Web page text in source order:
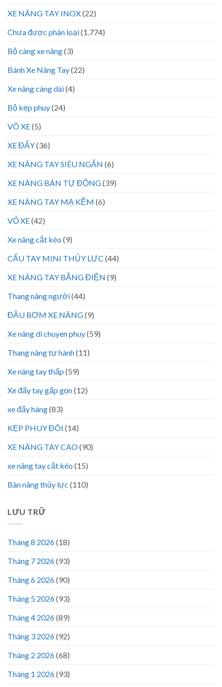
XE NÂNG TAY INOX(22)
Chưa được phân loại(1.774)
Bộ càng xe nâng(3)
Bánh Xe Nâng Tay(22)
Xe nâng càng dài(4)
Bộ kẹp phuy(24)
VÕ XE(5)
XE ĐẨY(36)
XE NÂNG TAY SIÊU NGẮN (6)
XE NÂNG BÁN TỰ ĐỘNG(39)
XE NÂNG TAY MẠ KẼM (6)
VỎ XE(42)
Xe nâng cắt kéo (9)
CẨU TAY MINI THỦY LỰC (44)
XE NÂNG TAY BẰNG ĐIỆN (9)
Thang nâng người(44)
ĐẦU BƠM XE NÂNG(9)
Xe nâng di chuyen phuy(59)
Thang nâng tự hành(11)
Xe nâng tay thấp (59)
Xe đẩy tay gấp gọn(12)
xe đẩy hàng(83)
KẸP PHUY ĐÔI (14)
XE NÂNG TAY CAO(90)
xe nâng tay cắt kéo (15)
Bàn nâng thủy lực (110)
LƯU TRỮ
Tháng 8 2026(18)
Tháng 7 2026(93)
Tháng 6 2026(90)
Tháng 5 2026(93)
Tháng 4 2026(89)
Tháng 3 2026(92)
Tháng 2 2026(68)
Tháng 1 2026(93)